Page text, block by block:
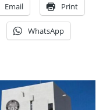
Email Print
WhatsApp